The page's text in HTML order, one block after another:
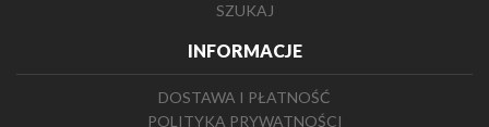
SZUKAJ
INFORMACJE
DOSTAWA I PŁATNOŚĆ
POLITYKA PRYWATNOŚCI